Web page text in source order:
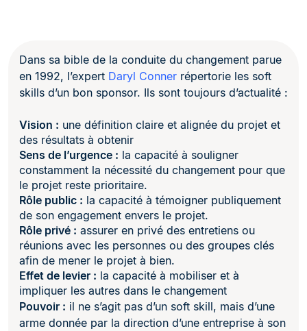
Dans sa bible de la conduite du changement parue
en 1992, l’expert Daryl Conner répertorie les soft
skills d’un bon sponsor. Ils sont toujours d’actualité :
Vision : une définition claire et alignée du projet et
des résultats à obtenir
Sens de l’urgence : la capacité à souligner
constamment la nécessité du changement pour que
le projet reste prioritaire.
Rôle public : la capacité à témoigner publiquement
de son engagement envers le projet.
Rôle privé : assurer en privé des entretiens ou
réunions avec les personnes ou des groupes clés
afin de mener le projet à bien.
Effet de levier : la capacité à mobiliser et à
impliquer les autres dans le changement
Pouvoir : il ne s’agit pas d’un soft skill, mais d’une
arme donnée par la direction d’une entreprise à son